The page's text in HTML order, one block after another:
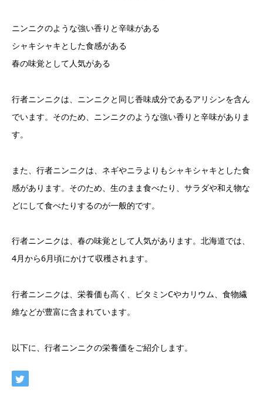
ニンニクのような強い香りと辛味がある
シャキシャキとした食感がある
春の味覚として人気がある
行者ニンニクは、ニンニクと同じ香味成分であるアリシンを含ん
でいます。そのため、ニンニクのような強い香りと辛味がありま
す。
また、行者ニンニクは、ネギやニラよりもシャキシャキとした食
感があります。そのため、生のまま食べたり、サラダや和え物な
どにして食べたりするのが一般的です。
行者ニンニクは、春の味覚として人気があります。北海道では、
4月から6月頃にかけて収穫されます。
行者ニンニクは、栄養価も高く、ビタミンCやカリウム、食物繊
維などが豊富に含まれています。
以下に、行者ニンニクの栄養価をご紹介します。